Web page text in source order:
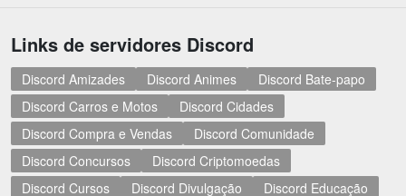
Links de servidores Discord
Discord Amizades Discord Animes
Discord Bate-papo
Discord Carros e Motos
Discord Cidades
Discord Compra e Vendas
Discord Comunidade
Discord Concursos
Discord Criptomoedas
Discord Cursos
Discord Divulgação
Discord Educação